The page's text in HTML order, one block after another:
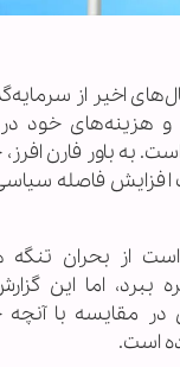
اخیر از
و هزینه‌های خود
به باور فارن
افزایش فاصله
است از بحران
ببرد، اما این
مقایسه با آنچه
است.